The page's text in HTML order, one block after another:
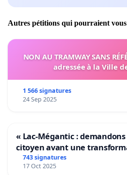
Autres pétitions qui pourraient
NON AU TRAMWAY SANS
adressée à la Ville
1 566 signatures
24 Sep 2025
« Lac-Mégantic :
citoyen avant une
de notre territoire »
743 signatures
17 Oct 2025